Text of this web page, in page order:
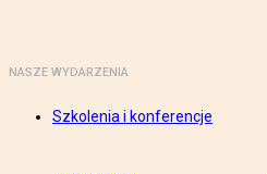
NASZE WYDARZENIA
Szkolenia i konferencje